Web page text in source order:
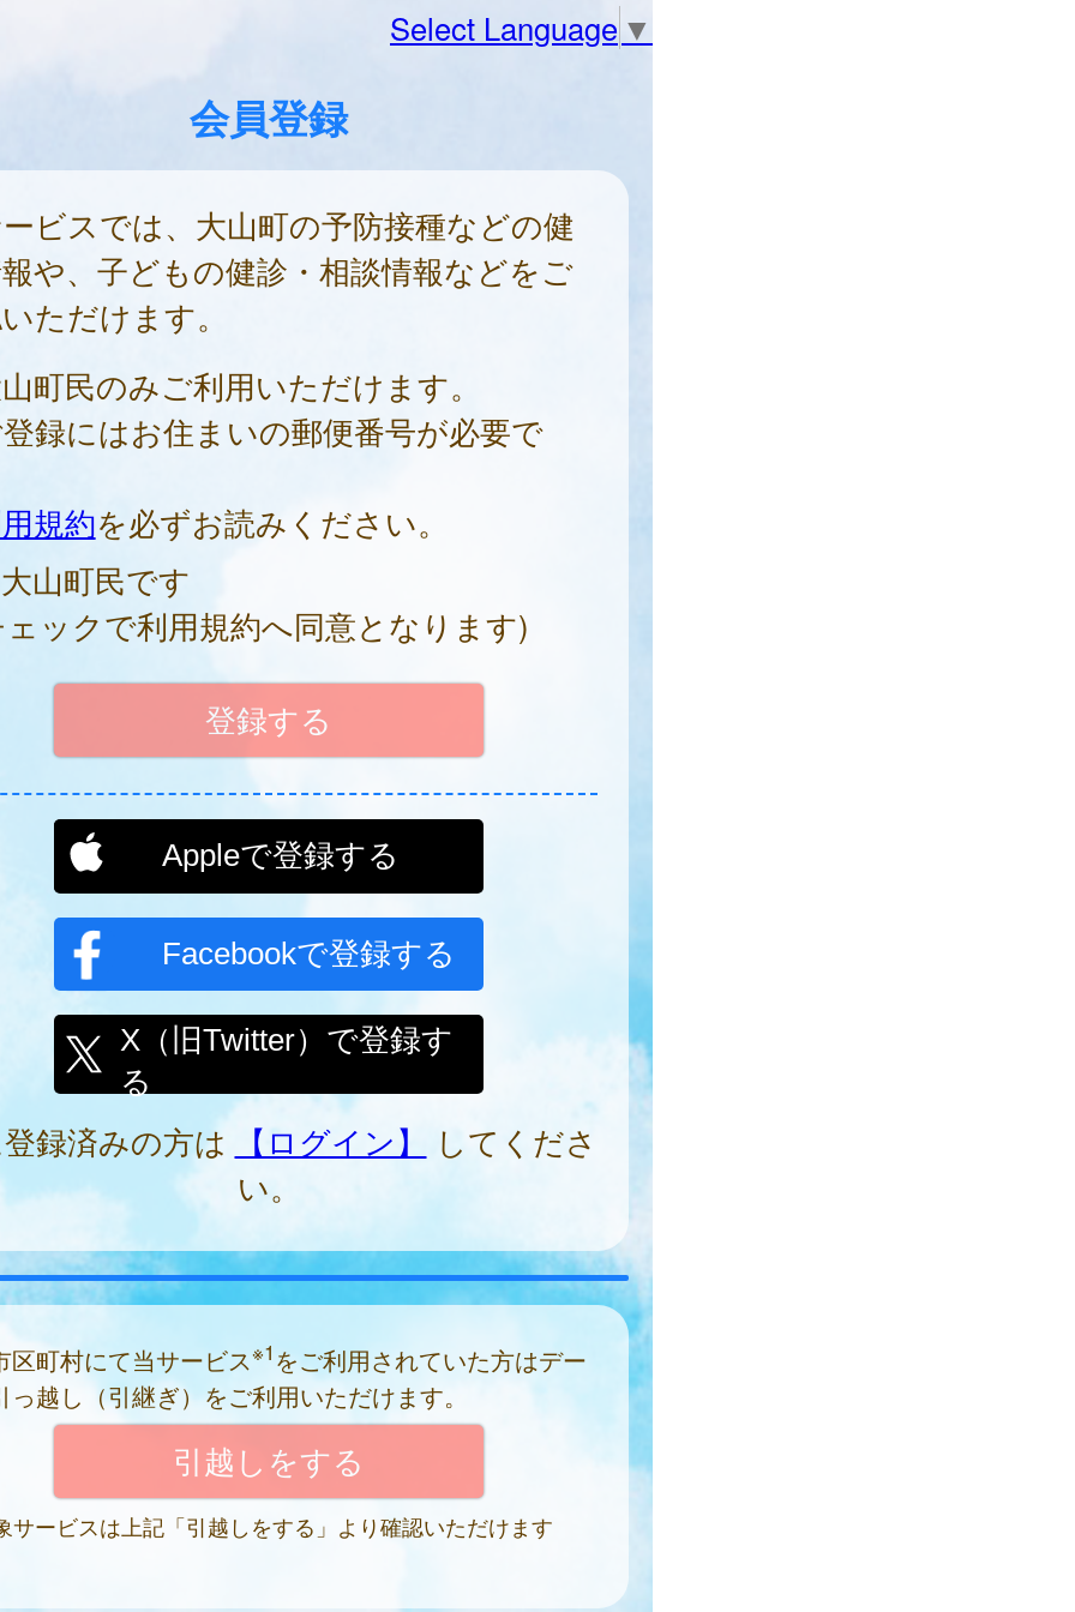
Select Language ▼
会員登録
ビスでは、大山町の予防接種などの健
や、子どもの健診・相談情報などをご
ただけます。
町民のみご利用いただけます。
録にはお住まいの郵便番号が必要で
規約を必ずお読みください。
山町民です
ックで利用規約へ同意となります)
Appleで登録する
Facebookで登録する
X（旧Twitter）で登録す
る
録済みの方は 【ログイン】
してくださ
い。
区町村にて当サービス※1 をご利用されていた方はデー
っ越し（引継ぎ）をご利用いただけます。
サービスは上記「引越しをする」より確認いただけます